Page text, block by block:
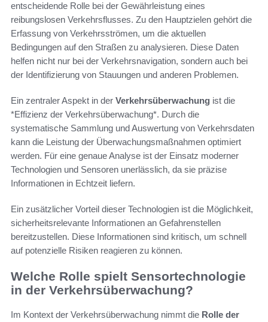
entscheidende Rolle bei der Gewährleistung eines
reibungslosen Verkehrsflusses. Zu den Hauptzielen gehört die
Erfassung von Verkehrsströmen, um die aktuellen
Bedingungen auf den Straßen zu analysieren. Diese Daten
helfen nicht nur bei der Verkehrsnavigation, sondern auch bei
der Identifizierung von Stauungen und anderen Problemen.
Ein zentraler Aspekt in der Verkehrsüberwachung ist die
*Effizienz der Verkehrsüberwachung*. Durch die
systematische Sammlung und Auswertung von Verkehrsdaten
kann die Leistung der Überwachungsmaßnahmen optimiert
werden. Für eine genaue Analyse ist der Einsatz moderner
Technologien und Sensoren unerlässlich, da sie präzise
Informationen in Echtzeit liefern.
Ein zusätzlicher Vorteil dieser Technologien ist die Möglichkeit,
sicherheitsrelevante Informationen an Gefahrenstellen
bereitzustellen. Diese Informationen sind kritisch, um schnell
auf potenzielle Risiken reagieren zu können.
Welche Rolle spielt Sensortechnologie
in der Verkehrsüberwachung?
Im Kontext der Verkehrsüberwachung nimmt die Rolle der